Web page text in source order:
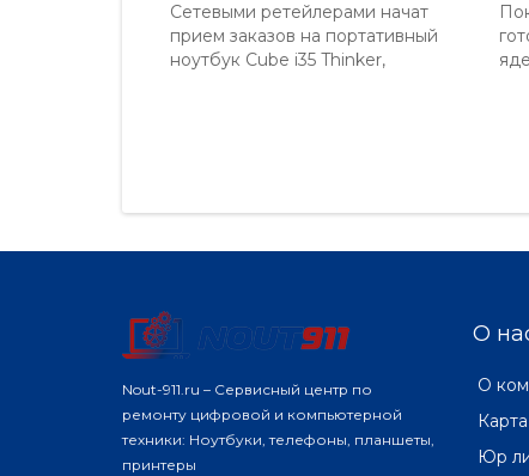
Сетевыми ретейлерами начат
прием заказов на портативный
ноутбук Cube i35 Thinker,
Nout-911.ru – Сервисный центр по
ремонту цифровой и компьютерной
техники: Ноутбуки, телефоны, планшеты,
принтеры
О
О
Юр